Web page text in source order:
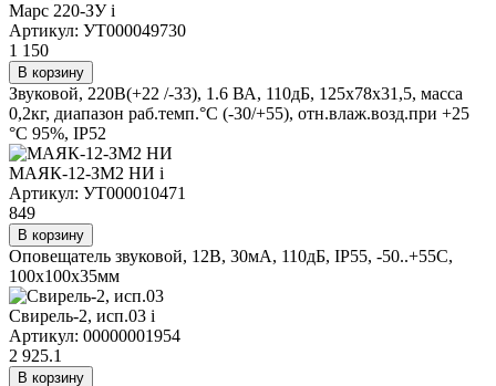
Марс 220-ЗУi
Артикул: УТ000049730
1 150
В корзину
Звуковой, 220В(+22 /-33), 1.6 ВА, 110дБ, 125x78x31,5, масса
0,2кг, диапазон раб.темп.°С (-30/+55), отн.влаж.возд.при +25
°С 95%, IP52
МАЯК-12-ЗМ2 НИ i
Артикул: УТ000010471
849
В корзину
Оповещатель звуковой, 12В, 30мА, 110дБ, IP55, -50..+55С,
100х100х35мм
Свирель-2, исп.03 i
Артикул: 00000001954
2 925.1
В корзину